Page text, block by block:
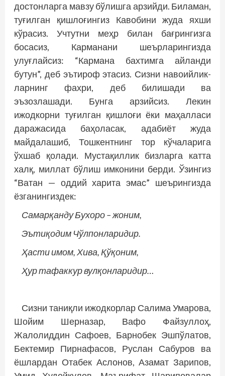
достонларга мавзу бўлишга арзийди. Биламан,
туғилган қишлоғингиз Кавобини жуда яхши
кўрасиз. Учтутни меҳр билан бағрингизга
босасиз, Карманани шеър­ларингизда
улуғлайсиз: “Кармана бахтимга айланди
бутун”, деб эътироф этасиз. Сизни навоийлик­
ларнинг фахри, деб билишади ва
эъзозлашади. Бунга арзийсиз. Лекин
ижодкорни туғилган қишлоғи ёки маҳалласи
даражасида баҳоласак, адабиёт жуда
майдалашиб, Тошкентнинг тор кўчаларига
ўхшаб қолади. Мустақиллик бизларга катта
халқ, миллат бўлиш имконини берди. Ўзингиз
“Ватан — оддий харита эмас” шеърингизда
ёзганингиздек:
Самарқанду Бухоро – жоним,
Эътиқодим Чўлпонларидир.
Ҳасти имом, Хива, Қўқоним,
Ҳур тафаккур вулқонларидир…
Сизни таниқли ижодкорлар Салима Умарова,
Шойим Шерназар, Вафо Файзуллоҳ,
Жалолиддин Сафоев, Барнобек Эшпўлатов,
Бектемир Пирнафасов, Руслан Сабуров ва
ёшлардан Отабек Аслонов, Азамат Зарипов,